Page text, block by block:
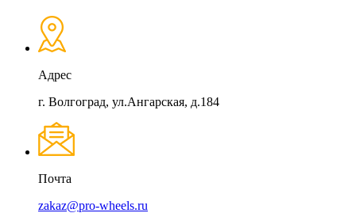
Адрес
г. Волгоград, ул.Ангарская, д.184
Почта
zakaz@pro-wheels.ru